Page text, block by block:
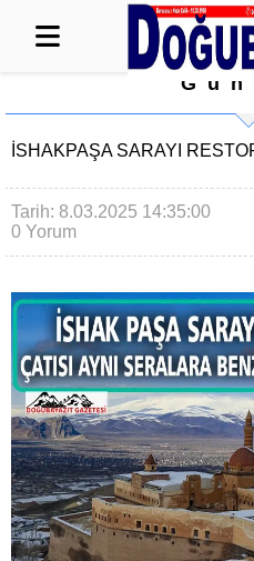
İSHAKPAŞA SARAYI
Tarih: 8.03.2025 14:35:00
0 Yorum